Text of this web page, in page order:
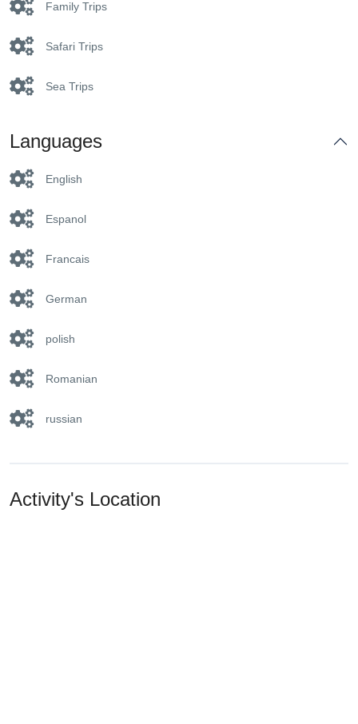
Family Trips
Safari Trips
Sea Trips
Languages
English
Espanol
Francais
German
polish
Romanian
russian
Activity's Location